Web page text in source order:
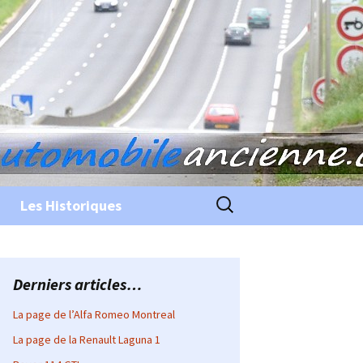
Les Historiques Rechercher :
Derniers articles…
La page de l’Alfa Romeo Montreal
La page de la Renault Laguna 1